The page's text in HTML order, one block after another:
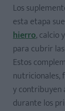
Los
esta etapa
hierro, calcio
para cubrir
Estos
nutricionales,
y contribuyen
durante los